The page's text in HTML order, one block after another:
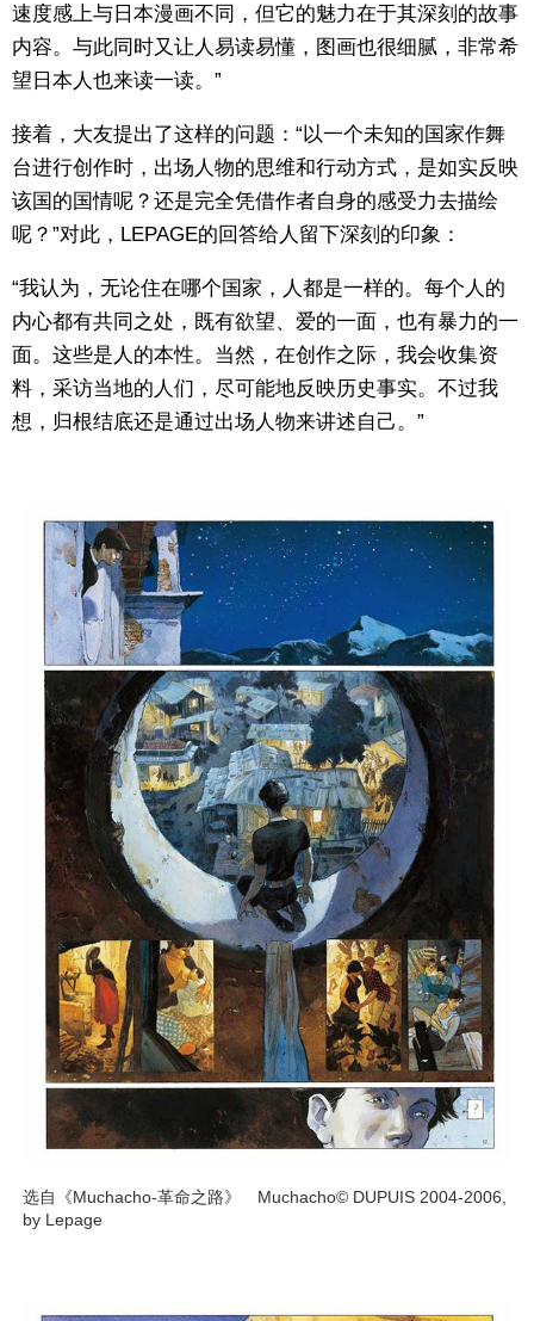
速度感上与日本漫画不同，但它的魅力在于其深刻的故事
内容。与此同时又让人易读易懂，图画也很细腻，非常希
望日本人也来读一读。”
接着，大友提出了这样的问题：“以一个未知的国家作舞
台进行创作时，出场人物的思维和行动方式，是如实反映
该国的国情呢？还是完全凭借作者自身的感受力去描绘
呢？”对此，LEPAGE的回答给人留下深刻的印象：
“我认为，无论住在哪个国家，人都是一样的。每个人的
内心都有共同之处，既有欲望、爱的一面，也有暴力的一
面。这些是人的本性。当然，在创作之际，我会收集资
料，采访当地的人们，尽可能地反映历史事实。不过我
想，归根结底还是通过出场人物来讲述自己。”
选自《Muchacho-革命之路》 Muchacho© DUPUIS 2004-2006,
by Lepage